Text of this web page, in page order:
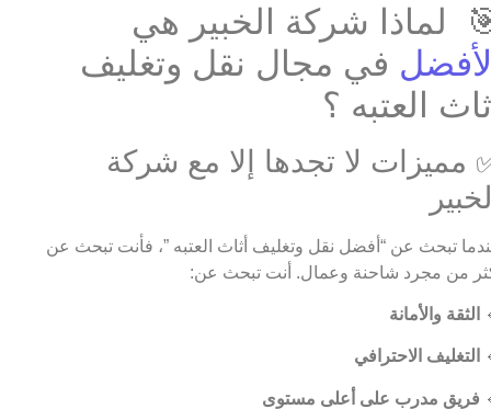
لماذا شركة الخبير هي
في مجال نقل وتغليف
العتبه ؟
مميزات لا تجدها إلا مع شركة
تبحث عن “أفضل نقل وتغليف أثاث العتبه ”، فأنت تبحث عن
من مجرد شاحنة وعمال. أنت تبحث عن:
الثقة والأمانة
التغليف الاحترافي
فريق مدرب على أعلى مستوى